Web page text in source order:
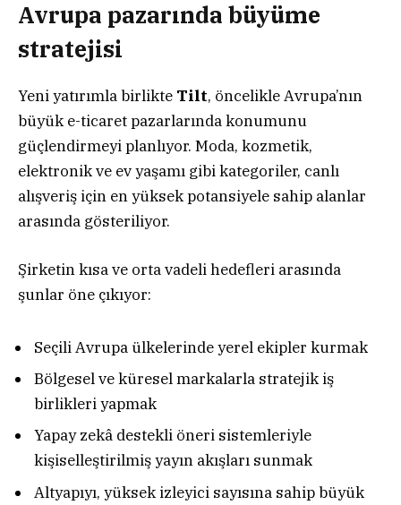
Avrupa pazarında büyüme
stratejisi
Yeni yatırımla birlikte Tilt, öncelikle Avrupa’nın
büyük e-ticaret pazarlarında konumunu
güçlendirmeyi planlıyor. Moda, kozmetik,
elektronik ve ev yaşamı gibi kategoriler, canlı
alışveriş için en yüksek potansiyele sahip alanlar
arasında gösteriliyor.
Şirketin kısa ve orta vadeli hedefleri arasında
şunlar öne çıkıyor:
Seçili Avrupa ülkelerinde yerel ekipler kurmak
Bölgesel ve küresel markalarla stratejik iş
birlikleri yapmak
Yapay zekâ destekli öneri sistemleriyle
kişiselleştirilmiş yayın akışları sunmak
Altyapıyı, yüksek izleyici sayısına sahip büyük